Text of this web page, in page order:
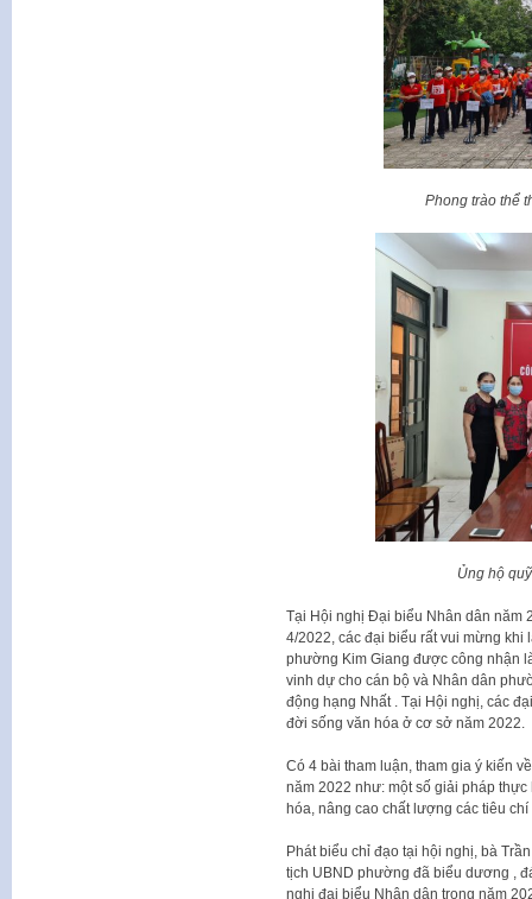
Phong trào thể
Ủng hộ
Tại Hội nghị Đại biểu Nhân dân năm
4/2022, các đại biểu rất vui mừng
phường Kim Giang được công nhận
vinh dự cho cán bộ và Nhân dân
động hạng Nhất . Tại Hội nghị, các
đời sống văn hóa ở cơ sở năm 2022.
Có 4 bài tham luận, tham gia ý kiến
năm 2022 như: một số giải pháp
hóa, nâng cao chất lượng các tiêu
Phát biểu chỉ đạo tại hội nghị, bà
tịch UBND phường đã biểu dương ,
nghị đại biểu Nhân dân trong năm